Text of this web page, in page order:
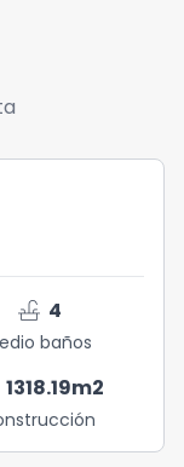
faucet 4
baños
1318.19m2